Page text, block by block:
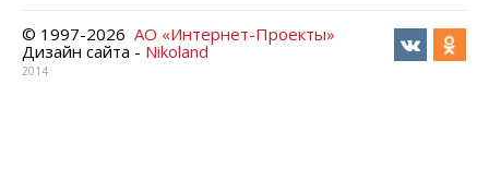
© 1997-2026 АО «Интернет-Проекты»
Дизайн сайта - Nikoland
2014